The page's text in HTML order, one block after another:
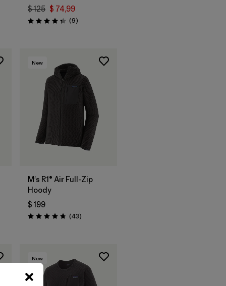
$ 125 $ 74,99
Valoración: 4.3 / 5
(9Comentarios
)
New
M's R1® Air Full-Zip
Hoody
$ 199
Valoración: 4.7 / 5
(43Comentarios
)
New